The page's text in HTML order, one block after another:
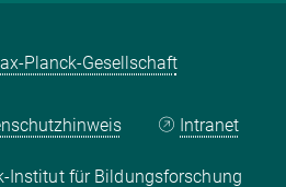
Planck-Gesellschaft
Intranet
Institut für Bildungsforschung